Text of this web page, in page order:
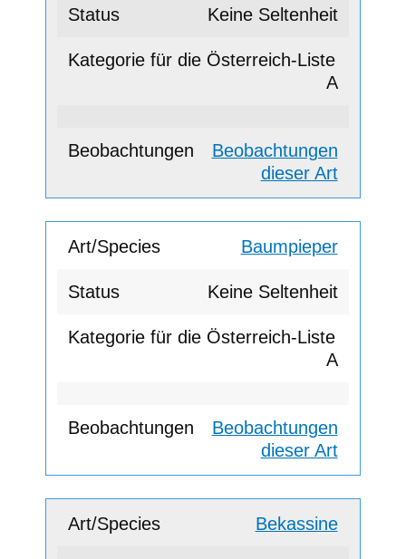
Keine Seltenheit
A
Beobachtungen
dieser Art
Baumpieper
Keine Seltenheit
A
Beobachtungen
dieser Art
Bekassine